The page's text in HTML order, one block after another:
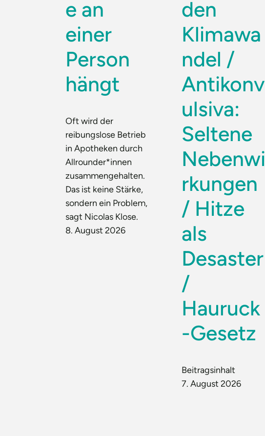
e an
einer
Person
hängt
Oft wird der
reibungslose Betrieb
in Apotheken durch
Allrounder*innen
zusammengehalten.
Das ist keine Stärke,
sondern ein Problem,
sagt Nicolas Klose.
8. August 2026
den
Klimawa
ndel /
Antikonv
ulsiva:
Seltene
Nebenwi
rkungen
/ Hitze
als
Desaster
/
Hauruck
-Gesetz
Beitragsinhalt
7. August 2026